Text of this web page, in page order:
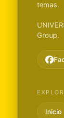
temas.
Group.
Inicio